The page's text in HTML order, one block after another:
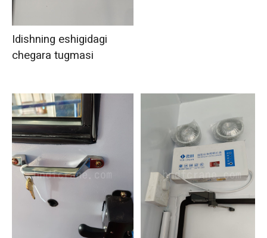
Idishning eshigidagi
chegara tugmasi